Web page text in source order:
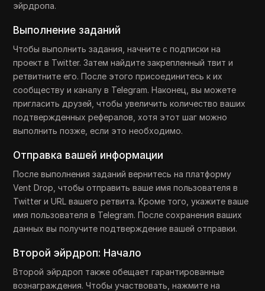
эйрдропа.
Выполнение заданий
Чтобы выполнить задания, начните с подписки на
проект в Twitter. Затем найдите закрепленный твит и
ретвитните его. После этого присоединитесь к их
сообществу и каналу в Telegram. Наконец, вы можете
пригласить друзей, чтобы увеличить количество ваших
подтвержденных рефералов, хотя этот шаг можно
выполнить позже, если это необходимо.
Отправка вашей информации
После выполнения заданий вернитесь на платформу
Vent Drop, чтобы отправить ваше имя пользователя в
Twitter и URL вашего ретвита. Кроме того, укажите ваше
имя пользователя в Telegram. После сохранения ваших
данных вы получите подтверждение вашей отправки.
Второй эйрдроп: Начало
Второй эйрдроп также обещает гарантированные
вознаграждения. Чтобы участвовать, нажмите на